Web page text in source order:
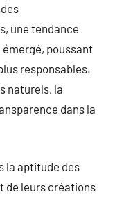
une tendance
poussant
responsables.
naturels, la
dans la
la aptitude des
de leurs créations